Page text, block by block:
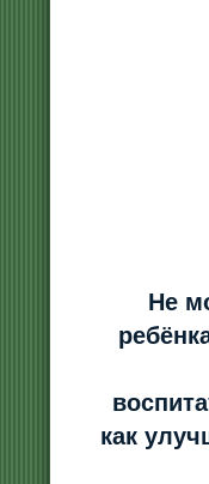
Не
как